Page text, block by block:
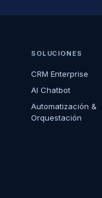
SOLUCIONES
CRM Enterprise
AI Chatbot
Automatización &
Orquestación